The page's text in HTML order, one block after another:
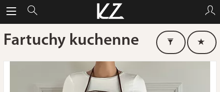
Fartuchy kuchenne